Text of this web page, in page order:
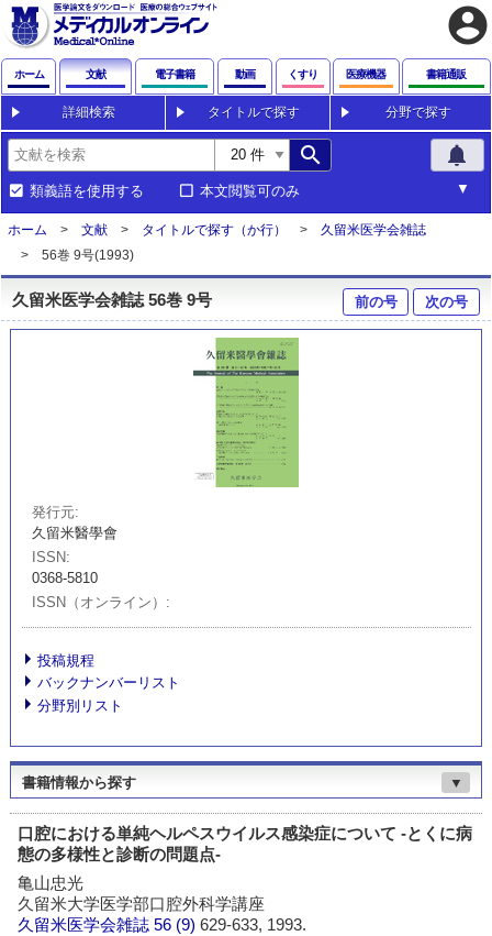
account_circle
ホーム 文献 電子書籍 動画 くすり 医療機器 書籍通販
詳細検索 タイトルで探す 分野で探す
search notifications
類義語を使用する 本文閲覧可のみ
ホーム 文献 タイトルで探す（か行）
久留米医学会雑誌
56巻 9号(1993)
久留米医学会雑誌 56巻 9号 前の号 次の号
発行元
久留米醫學會
ISSN
0368-5810
ISSN（オンライン）
投稿規程
バックナンバーリスト
分野別リスト
書籍情報から探す ▼
口腔における単純ヘルペスウイルス感染症について -とくに病
態の多様性と診断の問題点-
亀山忠光
久留米大学医学部口腔外科学講座
久留米医学会雑誌 56 (9)629-633, 1993.